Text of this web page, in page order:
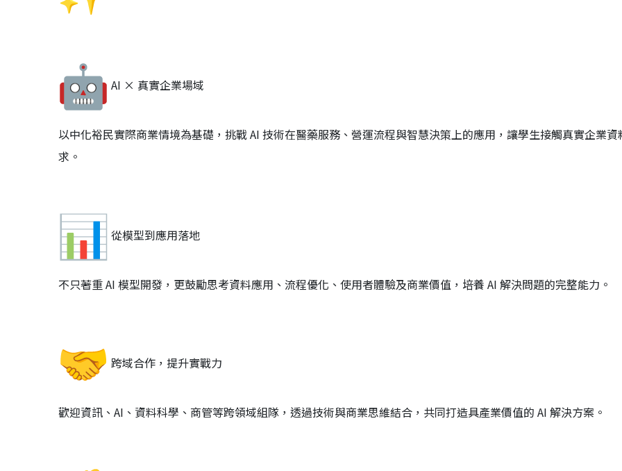
AI × 真實企業場域
以中化裕民實際商業情境為基礎，挑戰 AI 技術在醫藥服務、營運流程與智慧決策上的應用， 讓學生接觸真實企業資
求。
從模型到應用落地
不只著重 AI 模型開發，更鼓勵思考資料應用、流程優化、 使用者體驗及商業價值，培養 AI 解決問題的完整能力。
跨域合作，提升實戰力
歡迎資訊、AI、資料科學、商管等跨領域組隊， 透過技術與商業思維結合，共同打造具產業價值的 AI 解決方案。